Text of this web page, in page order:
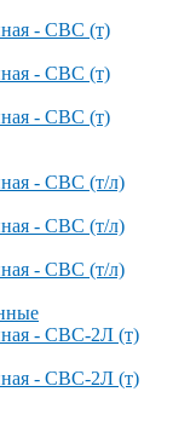
- СВС (т)
- СВС (т)
- СВС (т)
- СВС (т/л)
- СВС (т/л)
- СВС (т/л)
- СВС-2Л (т)
- СВС-2Л (т)